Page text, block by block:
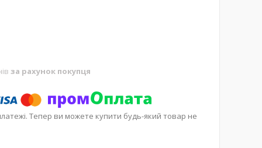
за рахунок покупця
Тепер ви можете купити будь-який товар не